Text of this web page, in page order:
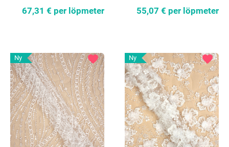
67,31 € per löpmeter
55,07 € per löpmeter
Ny favorite Ny favorite